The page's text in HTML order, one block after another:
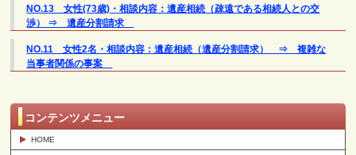
NO.13 女性(73歳)・相談内容：遺産相続（疎遠である相続人との交
渉） ⇒ 遺産分割請求
NO.11 女性2名・相談内容：遺産相続（遺産分割請求） ⇒ 複雑な
当事者関係の事案
コンテンツメニュー
HOME